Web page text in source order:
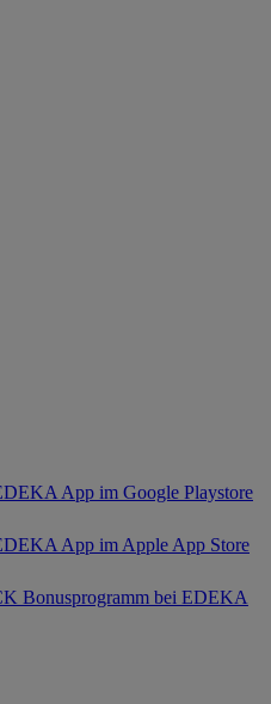
App im Google Playstore
App im Apple App Store
Bonusprogramm bei EDEKA